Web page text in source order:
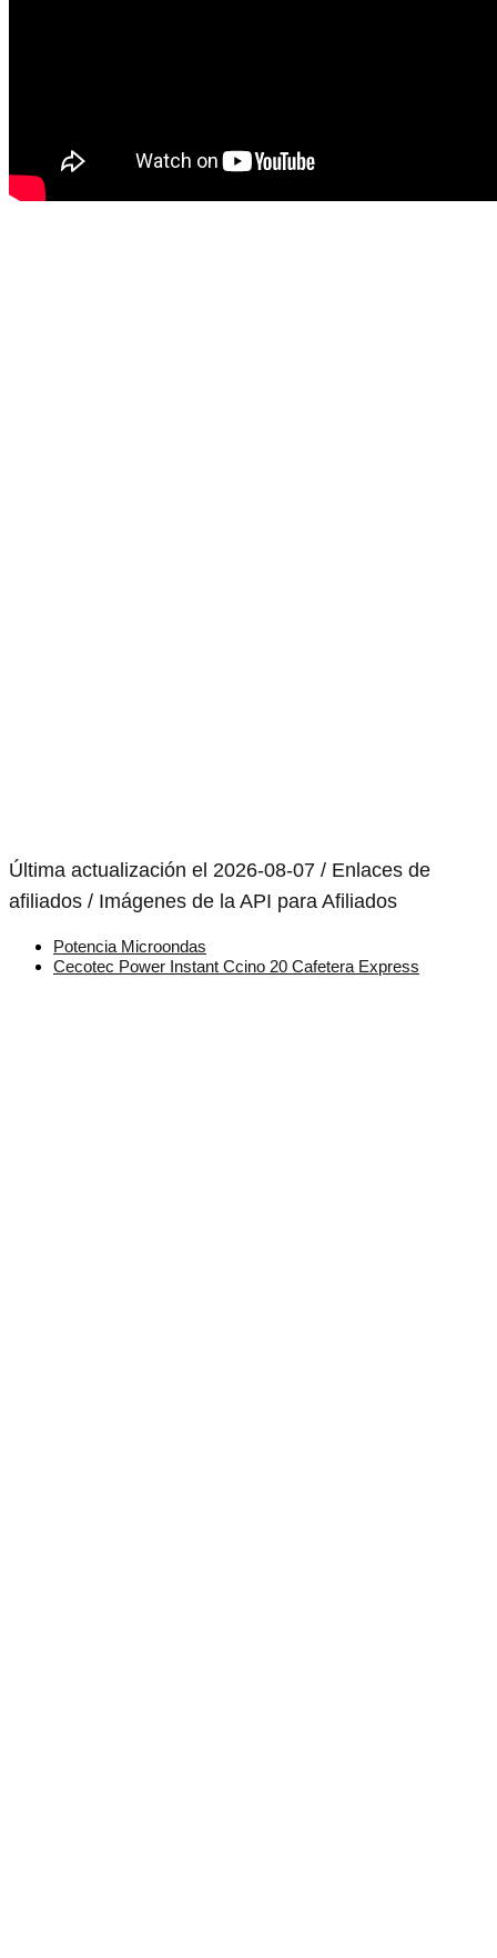
Última actualización el 2026-08-07 / Enlaces de
afiliados / Imágenes de la API para Afiliados
Potencia Microondas
Cecotec Power Instant Ccino 20 Cafetera Express